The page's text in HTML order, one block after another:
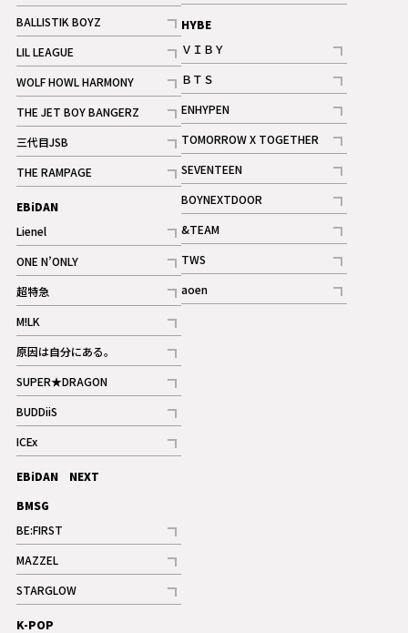
記事
BALLISTIK BOYZ
記事
LIL LEAGUE
記事
WOLF HOWL HARMONY
記事
THE JET BOY BANGERZ
記事
三代目JSB
記事
THE RAMPAGE
記事
ギャラリー
EBiDAN
Lienel
記事
ONE N’ONLY
記事
超特急
記事
M!LK
記事
原因は自分にある。
記事
SUPER★DRAGON
記事
BUDDiiS
記事
ICEx
記事
EBiDAN NEXT
BMSG
BE:FIRST
記事
ギャラリー
MAZZEL
記事
ギャラリー
STARGLOW
記事
記事
HYBE
ＶＩＢＹ
記事
ＢＴＳ
記事
ENHYPEN
記事
TOMORROW X TOGETHER
記事
ギャラリー
SEVENTEEN
記事
BOYNEXTDOOR
記事
&TEAM
記事
TWS
記事
aoen
記事
K-POP